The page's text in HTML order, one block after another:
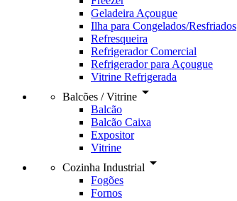
Geladeira Açougue
Ilha para Congelados/Resfriados
Refresqueira
Refrigerador Comercial
Refrigerador para Açougue
Vitrine Refrigerada
Balcões / Vitrine arrow_drop_down
Balcão
Balcão Caixa
Expositor
Vitrine
Cozinha Industrial arrow_drop_down
Fogões
Fornos